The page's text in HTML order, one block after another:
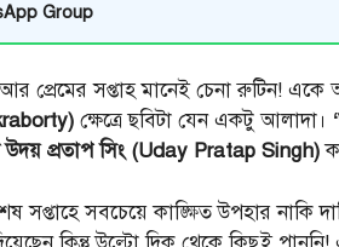
Group
প্রেমের সপ্তাহ মানেই চেনা রুটিন!
ক্ষেত্রে ছবিটা যেন একটু আলাদা।
উদয় প্রতাপ সিং (Uday Pratap Singh)
সপ্তাহে সবচেয়ে কাঙ্ক্ষিত উপহার